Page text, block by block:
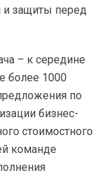
и защиты перед
– к середине
более 1000
по
бизнес-
стоимостного
команде